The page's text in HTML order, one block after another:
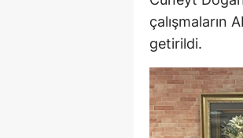
çalışmaların
getirildi.